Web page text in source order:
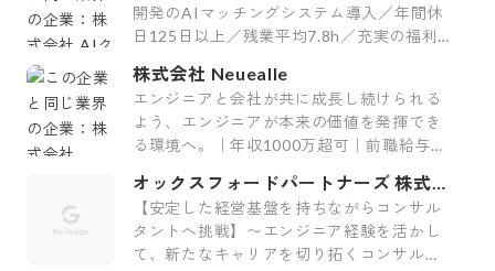
開発のAIマッチングシステム導入／年間休
日125日以上／残業平均7.8h／充実の福利
株式会社 Neuealle
エンジニアと会社が共に成長し続けられる
よう、エンジニアが本来の価値を発揮でき
る環境へ。｜年収1000万超可｜前職給与保
オックスフォードパートナーズ 株式会
社
【安定した経営基盤を持ちながらコンサル
タントへ挑戦】〜エンジニア経験を活かし
て、新たなキャリアを切り拓くコンサルテ